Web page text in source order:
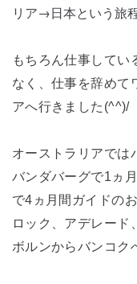
リア→日本という旅程
もちろん仕事してい
なく、仕事を辞めて
アへ行きました(^^)/
オーストラリアでは
バンダバーグで1ヵ
で4ヵ月間ガイドの
ロック、アデレード
ボルンからバンコク